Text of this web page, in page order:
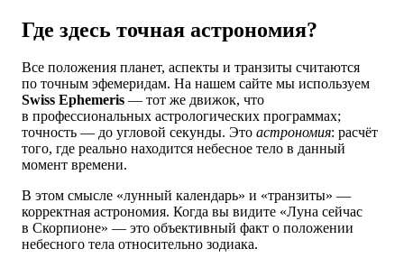
Где здесь точная астрономия?
Все положения планет, аспекты и транзиты считаются
по точным эфемеридам. На нашем сайте мы используем
Swiss Ephemeris — тот же движок, что
в профессиональных астрологических программах;
точность — до угловой секунды. Это астрономия: расчёт
того, где реально находится небесное тело в данный
момент времени.
В этом смысле «лунный календарь» и «транзиты» —
корректная астрономия. Когда вы видите «Луна сейчас
в Скорпионе» — это объективный факт о положении
небесного тела относительно зодиака.